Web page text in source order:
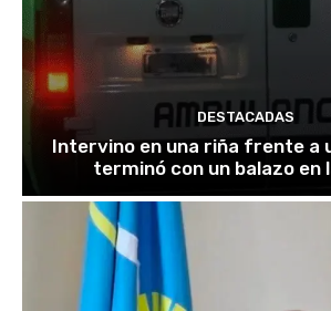
DESTACADAS
Intervino en una riña frente a
terminó con un balazo en